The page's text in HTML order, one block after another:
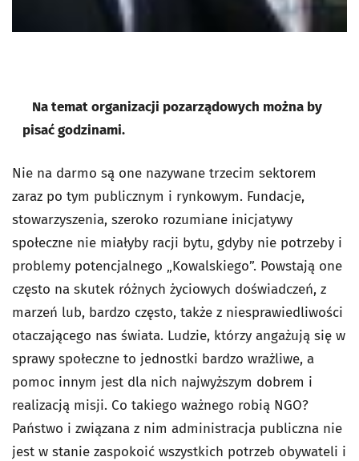
Na temat organizacji pozarządowych można by
pisać godzinami.
Nie na darmo są one nazywane trzecim sektorem
zaraz po tym publicznym i rynkowym. Fundacje,
stowarzyszenia, szeroko rozumiane inicjatywy
społeczne nie miałyby racji bytu, gdyby nie potrzeby i
problemy potencjalnego „Kowalskiego”. Powstają one
często na skutek różnych życiowych doświadczeń, z
marzeń lub, bardzo często, także z niesprawiedliwości
otaczającego nas świata. Ludzie, którzy angażują się w
sprawy społeczne to jednostki bardzo wrażliwe, a
pomoc innym jest dla nich najwyższym dobrem i
realizacją misji. Co takiego ważnego robią NGO?
Państwo i związana z nim administracja publiczna nie
jest w stanie zaspokoić wszystkich potrzeb obywateli i